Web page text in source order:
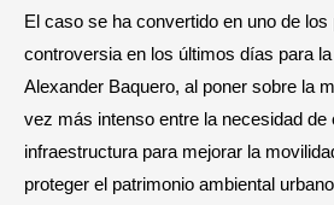
El caso se ha convertido en uno de
controversia en los últimos días para
Alexander Baquero, al poner sobre la
vez más intenso entre la necesidad de
infraestructura para mejorar la
proteger el patrimonio ambiental